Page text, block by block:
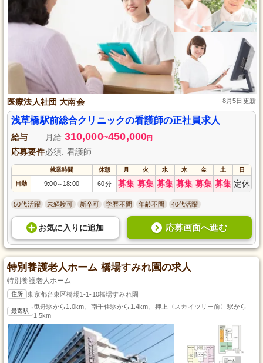
医療法人社団 大南会 8月5日更新
浅草橋駅前総合クリニックの看護師の正社員求人
給与 月給 310,000~450,000円
応募要件必須: 看護師
就業時間 休憩 月 火 水 木 金 土 日
日勤 9:00～ 18:00 60分 募集 募集 募集 募集 募集 募集 定休
50代活躍 未経験可 新卒可 学歴不問 年齢不問 40代活躍
お気に入り に追加 応募画面へ進む
特別養護老人ホーム 橋場すみれ園の求人
特別養護老人ホーム
住所 東京都台東区橋場1-1-10橋場すみれ園
最寄駅
曳舟駅から1.0km、南千住駅から1.4km、押上〈スカイツリー前〉駅から
1.5km